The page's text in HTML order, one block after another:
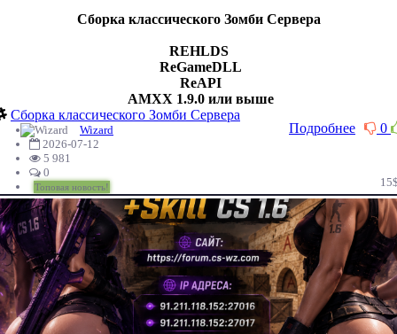
Сборка классического Зомби Сервера
REHLDS
ReGameDLL
ReAPI
AMXX 1.9.0 или выше
Сборка классического Зомби Сервера
0
Подробнее
Wizard
2026-07-12
5 981
0
Топовая новость!